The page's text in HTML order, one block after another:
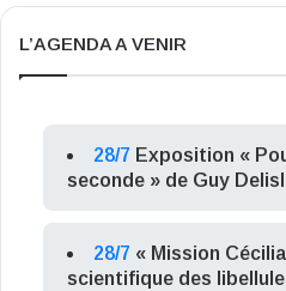
L’AGENDA A VENIR
28/7 Exposition «
seconde » de Guy
28/7 « Mission
scientifique des